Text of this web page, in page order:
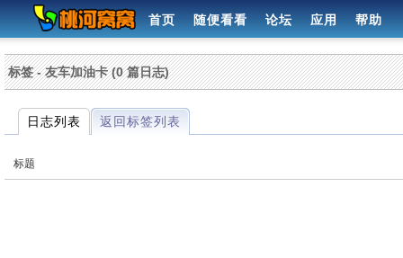
首页 随便看看 论坛 应用 帮助
标签 - 友车加油卡 (0 篇日志)
日志列表 返回标签列表
标题